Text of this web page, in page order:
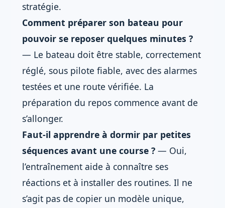
stratégie.
Comment préparer son bateau pour
pouvoir se reposer quelques minutes ?
— Le bateau doit être stable, correctement
réglé, sous pilote fiable, avec des alarmes
testées et une route vérifiée. La
préparation du repos commence avant de
s’allonger.
Faut-il apprendre à dormir par petites
séquences avant une course ? — Oui,
l’entraînement aide à connaître ses
réactions et à installer des routines. Il ne
s’agit pas de copier un modèle unique,